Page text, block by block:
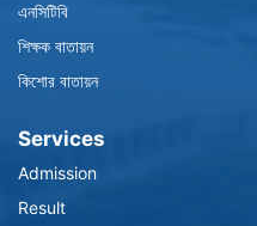
এনসিটিবি
শিক্ষক বাতায়ন
কিশোর বাতায়ন
Services
Admission
Result